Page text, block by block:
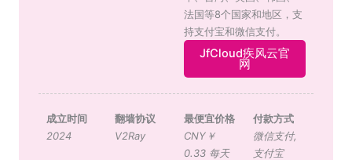
法国等8个国家和地区，支
持支付宝和微信支付。
JfCloud疾风云官
网
成立时间
2024
翻墙协议
V2Ray
最便宜价格
CNY￥
0.33 每天
付款方式
微信支付,
支付宝